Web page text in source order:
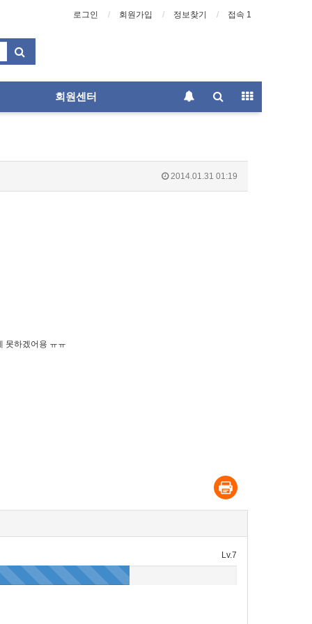
로그인 회원가입 정보찾기 접속 1
회원센터
2014.01.31 01:19
못하겠어용 ㅠㅠ
Lv.7